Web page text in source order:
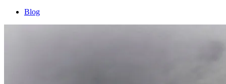
Blog